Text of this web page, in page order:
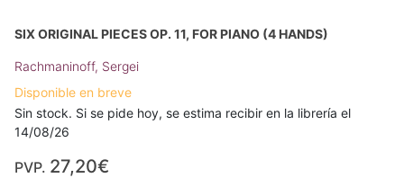
SIX ORIGINAL PIECES OP. 11, FOR PIANO (4 HANDS)
Rachmaninoff, Sergei
Disponible en breve
Sin stock. Si se pide hoy, se estima recibir en la librería el
14/08/26
PVP. 27,20€